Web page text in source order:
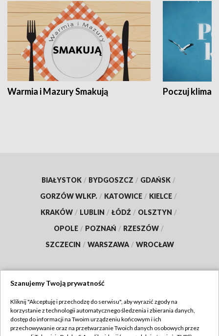
Warmia i Mazury Smakują Poczuj klimat
BIAŁYSTOK / BYDGOSZCZ / GDAŃSK /
GORZÓW WLKP. / KATOWICE / KIELCE /
KRAKÓW / LUBLIN / ŁÓDŹ / OLSZTYN /
OPOLE / POZNAŃ / RZESZÓW /
SZCZECIN / WARSZAWA / WROCŁAW
TVP
Abonament TVP
Regulamin TVP
Szanujemy Twoją prywatność
Kliknij "Akceptuję i przechodzę do serwisu", aby wyrazić zgody na
korzystanie z technologii automatycznego śledzenia i zbierania danych,
dostęp do informacji na Twoim urządzeniu końcowym i ich
przechowywanie oraz na przetwarzanie Twoich danych osobowych przez